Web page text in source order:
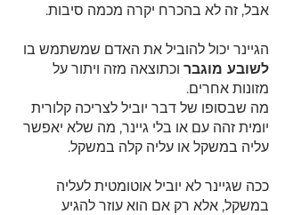
אבל, זה לא בהכרח יקרה מכמה סיבות.
הגיינר יכול להוביל את האדם שמשתמש בו
לשובע מוגבר וכתוצאה מזה ויתור על
מזונות אחרים.
מה שבסופו של דבר יוביל לצריכה קלורית
יומית זהה עם או בלי גיינר, מה שלא יאפשר
עליה במשקל או עליה קלה במשקל.
ככה שגיינר לא יוביל אוטומטית לעליה
במשקל, אלא רק אם הוא עוזר להגיע